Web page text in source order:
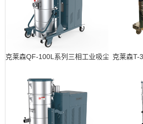
克莱森QF-100L系列三相工业吸尘器克莱森T-